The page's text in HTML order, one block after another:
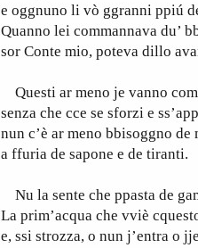
e oggnuno li vò ggranni ppiú
Quanno lei commannava du’
sor Conte mio, poteva dillo
Questi ar meno je vanno
senza che cce se sforzi e
nun c’è ar meno bbisoggno de
a ffuria de sapone e de tiranti.
Nu la sente che ppasta de
La prim’acqua che vviè
e, ssi strozza, o nun j’entra o